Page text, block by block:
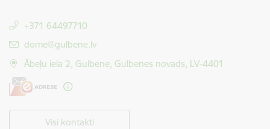
+371 64497710
E-pasts:
dome@gulbene.lv
Ābeļu iela 2, Gulbene, Gulbenes novads, LV-4401
Visi kontakti